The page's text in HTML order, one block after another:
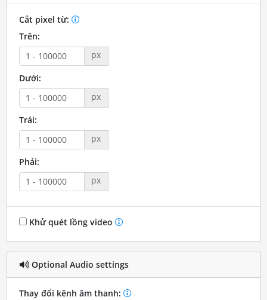
Cắt pixel từ:
Trên:
px
Dưới:
px
Trái:
px
Phải:
px
Khử quét lồng video
Optional Audio settings
Thay đổi kênh âm thanh: